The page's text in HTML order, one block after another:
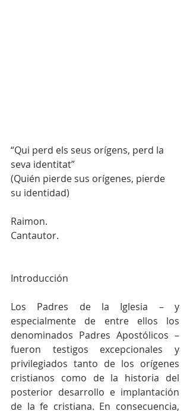
“Qui perd els seus orígens, perd la
seva identitat”
(Quién pierde sus orígenes, pierde
su identidad)
Raimon.
Cantautor.
Introducción
Los Padres de la Iglesia – y
especialmente de entre ellos los
denominados Padres Apostólicos –
fueron testigos excepcionales y
privilegiados tanto de los orígenes
cristianos como de la historia del
posterior desarrollo e implantación
de la fe cristiana. En consecuencia,